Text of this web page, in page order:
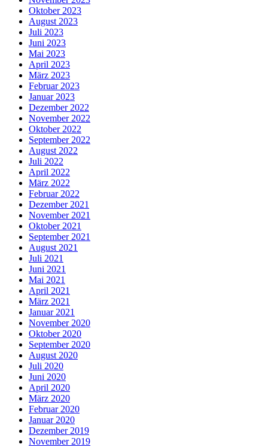
Oktober 2023
August 2023
Juli 2023
Juni 2023
Mai 2023
April 2023
März 2023
Februar 2023
Januar 2023
Dezember 2022
November 2022
Oktober 2022
September 2022
August 2022
Juli 2022
April 2022
März 2022
Februar 2022
Dezember 2021
November 2021
Oktober 2021
September 2021
August 2021
Juli 2021
Juni 2021
Mai 2021
April 2021
März 2021
Januar 2021
November 2020
Oktober 2020
September 2020
August 2020
Juli 2020
Juni 2020
April 2020
März 2020
Februar 2020
Januar 2020
Dezember 2019
November 2019